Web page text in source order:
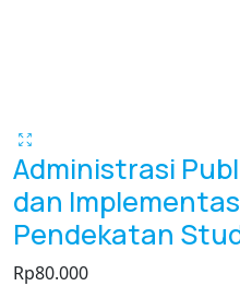
Administrasi
dan
Pendekatan
Rp80.000